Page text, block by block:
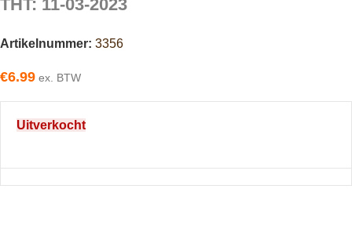
THT: 11-03-2023
Artikelnummer: 3356
€6.99 ex. BTW
Uitverkocht